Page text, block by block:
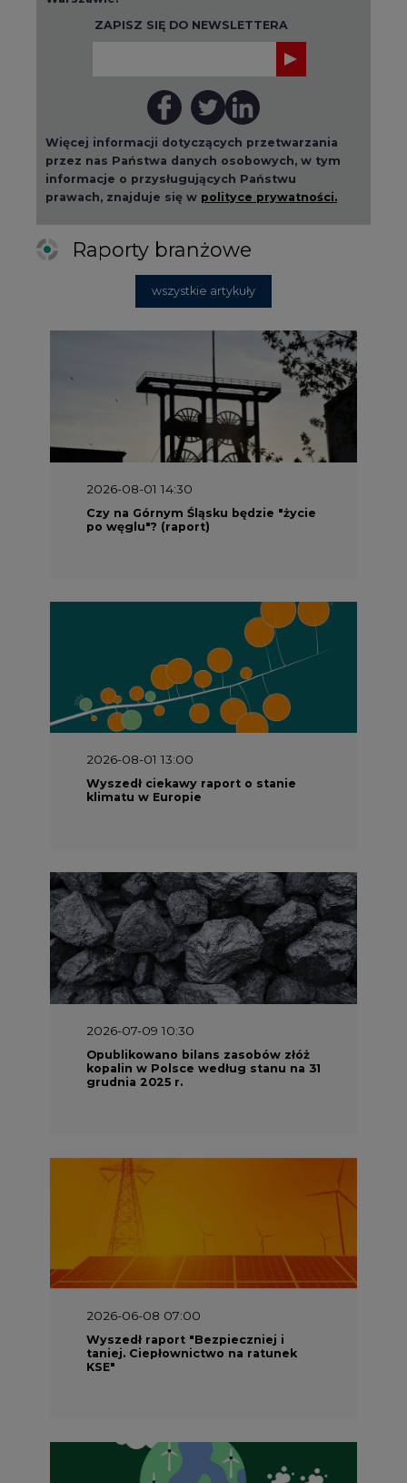
ZAPISZ SIĘ DO NEWSLETTERA
Więcej informacji dotyczących przetwarzania
przez nas Państwa danych osobowych, w tym
informacje o przysługujących Państwu
prawach, znajduje się w polityce prywatności.
Raporty branżowe
wszystkie artykuły
2026-08-01 14:30
Czy na Górnym Śląsku będzie "życie
po węglu"? (raport)
2026-08-01 13:00
Wyszedł ciekawy raport o stanie
klimatu w Europie
2026-07-09 10:30
Opublikowano bilans zasobów złóż
kopalin w Polsce według stanu na 31
grudnia 2025 r.
2026-06-08 07:00
Wyszedł raport "Bezpieczniej i
taniej. Ciepłownictwo na ratunek
KSE"